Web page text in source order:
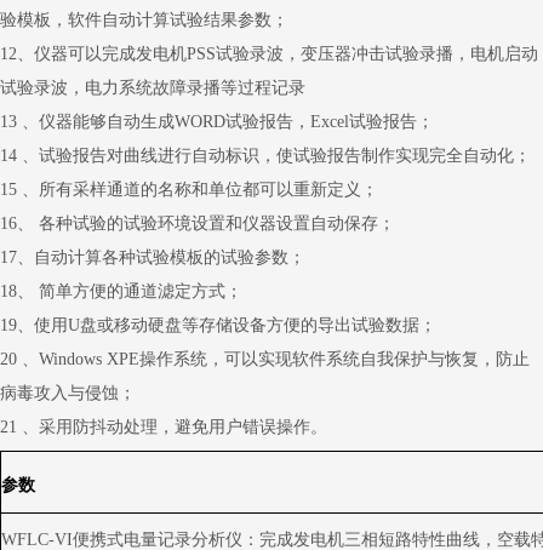
验模板，软件自动计算试验结果参数；
12、仪器可以完成发电机PSS试验录波，变压器冲击试验录播，电机启动
试验录波，电力系统故障录播等过程记录
13 、仪器能够自动生成WORD试验报告，Excel试验报告；
14 、试验报告对曲线进行自动标识，使试验报告制作实现完全自动化；
15 、所有采样通道的名称和单位都可以重新定义；
16、 各种试验的试验环境设置和仪器设置自动保存；
17、自动计算各种试验模板的试验参数；
18、 简单方便的通道滤定方式；
19、使用U盘或移动硬盘等存储设备方便的导出试验数据；
20 、Windows XPE操作系统，可以实现软件系统自我保护与恢复，防止
病毒攻入与侵蚀；
21 、采用防抖动处理，避免用户错误操作。
参数
WFLC-VI便携式电量记录分析仪 ：完成发电机三相短路特性曲线，空